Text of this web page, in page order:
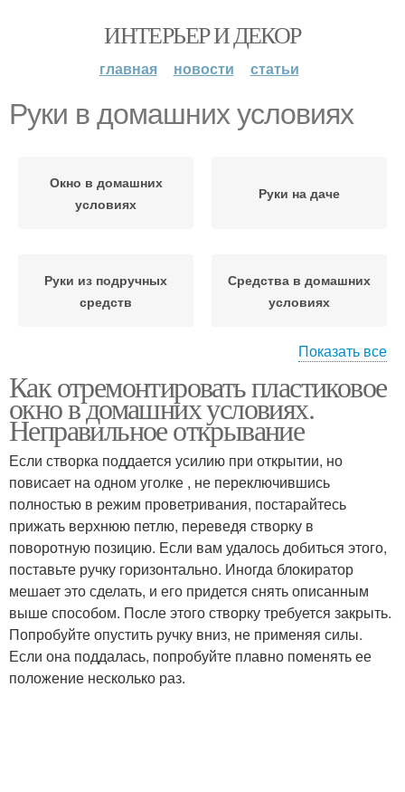
ИНТЕРЬЕР И ДЕКОР
главная новости статьи
Руки в домашних условиях
Окно в домашних
условиях
Руки на даче
Руки из подручных
средств
Средства в домашних
условиях
материалов
Показать все
Как отремонтировать пластиковое
окно в домашних условиях.
Неправильное открывание
Если створка поддается усилию при открытии, но
повисает на одном уголке , не переключившись
полностью в режим проветривания, постарайтесь
прижать верхнюю петлю, переведя створку в
поворотную позицию. Если вам удалось добиться этого,
поставьте ручку горизонтально. Иногда блокиратор
мешает это сделать, и его придется снять описанным
выше способом. После этого створку требуется закрыть.
Попробуйте опустить ручку вниз, не применяя силы.
Если она поддалась, попробуйте плавно поменять ее
положение несколько раз.